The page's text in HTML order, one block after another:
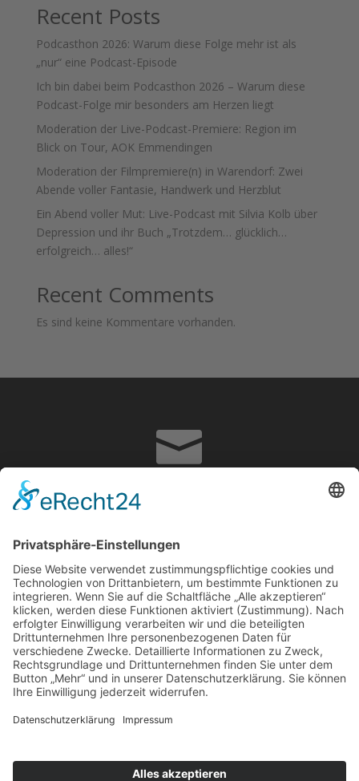
Recent Posts
Podcasthon 2026: Warum diese Folge mehr ist als
„nur“ eine Podcast-Episode
Ich bin dabei beim Podcasthon 2026 – Warum diese
Podcast-Folge mir besonders am Herzen liegt
Moderation der Live-Podcast-Premiere: Region im
Blick on Tour, AOK Emmendingen
Moderation der Filmpremiere(n) in Warendorf: Zwei
Abende voller Fantasie, Handwerk und Herzblut
Ein Abend voller Mut: Live-Podcast mit Silvia Kolb über
Depression und ihr Buch „Trotzdem… glücklich…
erfolgreich… alles!“
Recent Comments
Es sind keine Kommentare vorhanden.

info@adrian-hoffmann.de

07822867070
Impressum